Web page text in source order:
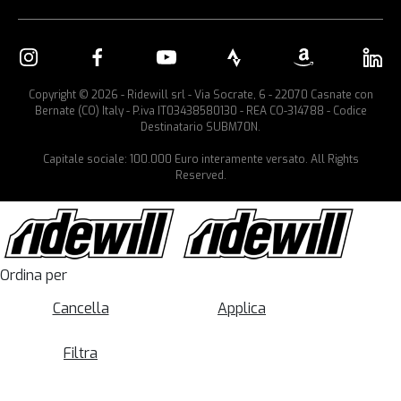
Copyright © 2026 - Ridewill srl - Via Socrate, 6 - 22070 Casnate con
Bernate (CO) Italy - P.iva IT03438580130 - REA CO-314788 - Codice
Destinatario SUBM70N.
Capitale sociale: 100.000 Euro interamente versato. All Rights
Reserved.
Ordina per
Cancella
Applica
Filtra